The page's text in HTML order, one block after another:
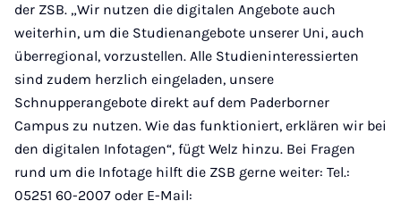
der ZSB. „Wir nutzen die digitalen Angebote auch
weiterhin, um die Studienangebote unserer Uni, auch
überregional, vorzustellen. Alle Studieninteressierten
sind zudem herzlich eingeladen, unsere
Schnupperangebote direkt auf dem Paderborner
Campus zu nutzen. Wie das funktioniert, erklären wir bei
den digitalen Infotagen“, fügt Welz hinzu. Bei Fragen
rund um die Infotage hilft die ZSB gerne weiter: Tel.:
05251 60-2007 oder E-Mail: